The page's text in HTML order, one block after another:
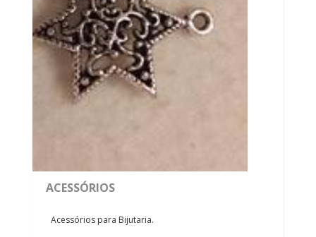
ACESSÓRIOS
Acessórios para Bijutaria.